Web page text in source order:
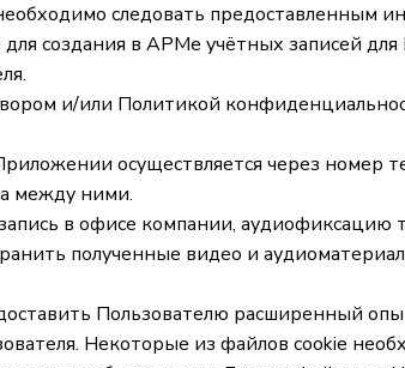
следовать предоставленным
создания в АРМе учётных записей
и/или Политикой
осуществляется через номер
между ними.
в офисе компании,
полученные видео и
Пользователю расширенный
Некоторые из файлов cookie